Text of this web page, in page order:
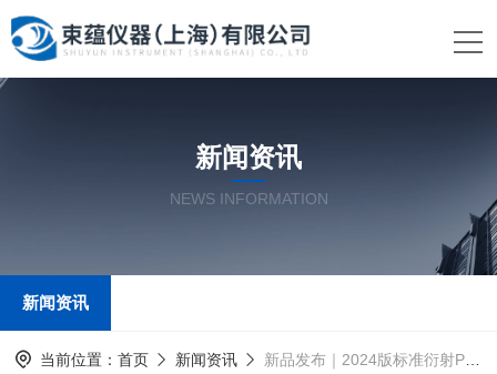
新闻资讯
NEWS INFORMATION
新闻资讯
当前位置： 首页 新闻资讯 新品发布｜2024版标准衍射PDF数据库正式发行